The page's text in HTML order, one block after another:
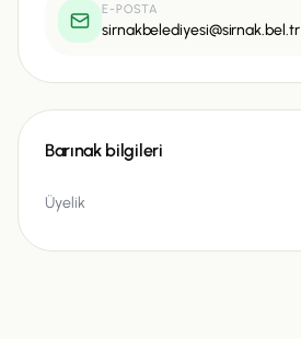
E-POSTA
sirnakbelediyesi@sirnak.bel.tr
Barınak bilgileri
Üyelik